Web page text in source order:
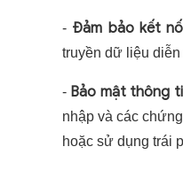
- Đảm bảo kết
truyền dữ liệu
- Bảo mật thông
nhập và các
hoặc sử dụng trái